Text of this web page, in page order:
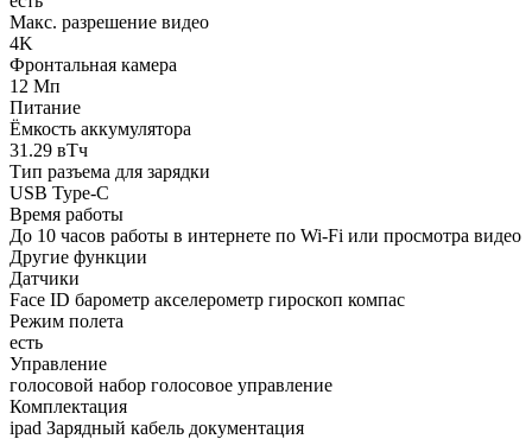
Макс. разрешение видео
4K
Фронтальная камера
12 Мп
Питание
Ёмкость аккумулятора
31.29 вТч
Тип разъема для зарядки
USB Type-C
Время работы
До 10 часов работы в интернете по Wi‑Fi или просмотра видео
Другие функции
Датчики
Face ID барометр акселерометр гироскоп компас
Режим полета
есть
Управление
голосовой набор голосовое управление
Комплектация
ipad Зарядный кабель документация